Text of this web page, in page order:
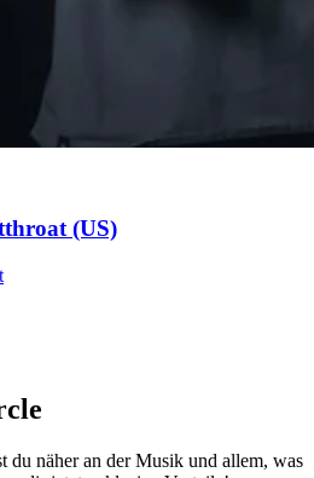
(US)
du näher an der Musik und allem, was